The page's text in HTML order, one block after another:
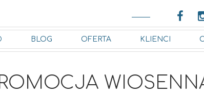
BLOG OFERTA KLIENCI